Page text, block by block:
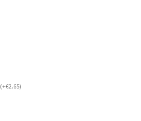
(+€2.65)